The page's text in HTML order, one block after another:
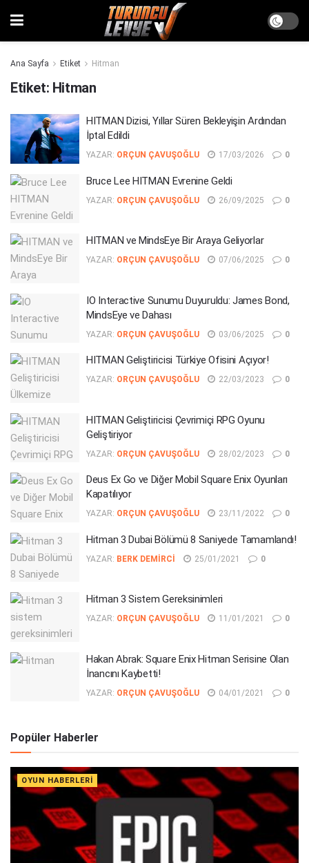
Ana Sayfa Etiket Hitman
Etiket: Hitman
HITMAN Dizisi, Yıllar Süren Bekleyişin Ardından
İptal Edildi
YAZAR: ORÇUN ÇAVUŞOĞLU 17/03/2026 0
Bruce Lee HITMAN Evrenine Geldi
YAZAR: ORÇUN ÇAVUŞOĞLU 26/09/2025 0
HITMAN ve MindsEye Bir Araya Geliyorlar
YAZAR: ORÇUN ÇAVUŞOĞLU 07/06/2025 0
IO Interactive Sunumu Duyuruldu: James Bond,
MindsEye ve Dahası
YAZAR: ORÇUN ÇAVUŞOĞLU 03/06/2025 0
HITMAN Geliştiricisi Türkiye Ofisini Açıyor!
YAZAR: ORÇUN ÇAVUŞOĞLU 22/03/2023 0
HITMAN Geliştiricisi Çevrimiçi RPG Oyunu
Geliştiriyor
YAZAR: ORÇUN ÇAVUŞOĞLU 28/02/2023 0
Deus Ex Go ve Diğer Mobil Square Enix Oyunları
Kapatılıyor
YAZAR: ORÇUN ÇAVUŞOĞLU 23/11/2022 0
Hitman 3 Dubai Bölümü 8 Saniyede Tamamlandı!
YAZAR: BERK DEMIRCI 25/01/2021 0
Hitman 3 Sistem Gereksinimleri
YAZAR: ORÇUN ÇAVUŞOĞLU 11/01/2021 0
Hakan Abrak: Square Enix Hitman Serisine Olan
İnancını Kaybetti!
YAZAR: ORÇUN ÇAVUŞOĞLU 04/01/2021 0
Popüler Haberler
OYUN HABERLERI